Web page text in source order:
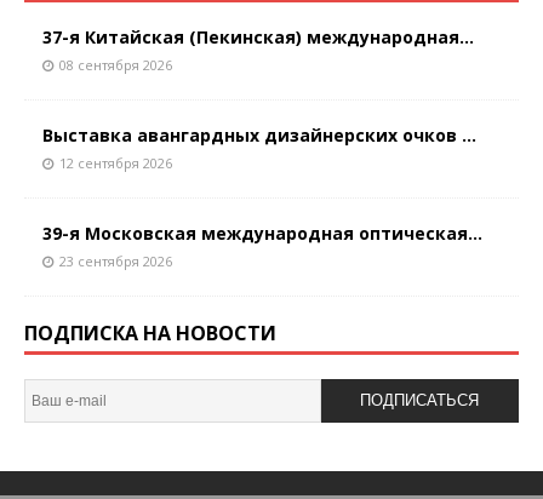
37-я Китайская (Пекинская) международная...
08 сентября 2026
Выставка авангардных дизайнерских очков ...
12 сентября 2026
39-я Московская международная оптическая...
23 сентября 2026
ПОДПИСКА НА НОВОСТИ
ПОДПИСАТЬСЯ